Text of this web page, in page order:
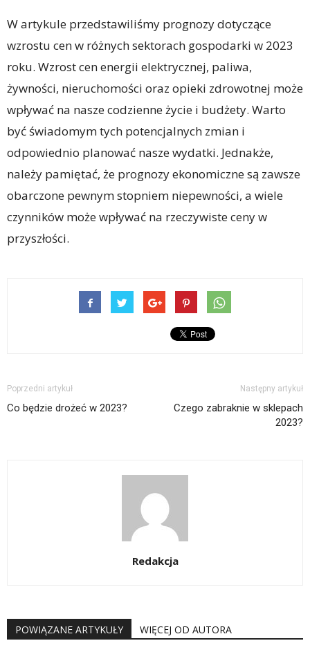
W artykule przedstawiliśmy prognozy dotyczące
wzrostu cen w różnych sektorach gospodarki w 2023
roku. Wzrost cen energii elektrycznej, paliwa,
żywności, nieruchomości oraz opieki zdrowotnej może
wpływać na nasze codzienne życie i budżety. Warto
być świadomym tych potencjalnych zmian i
odpowiednio planować nasze wydatki. Jednakże,
należy pamiętać, że prognozy ekonomiczne są zawsze
obarczone pewnym stopniem niepewności, a wiele
czynników może wpływać na rzeczywiste ceny w
przyszłości.
Poprzedni artykuł
Co będzie drożeć w 2023?
Następny artykuł
Czego zabraknie w sklepach
2023?
Redakcja
POWIĄZANE ARTYKUŁY WIĘCEJ OD AUTORA